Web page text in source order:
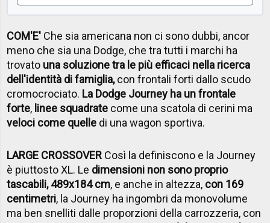
COM'E' Che sia americana non ci sono dubbi, ancor
meno che sia una Dodge, che tra tutti i marchi ha
trovato una soluzione tra le più efficaci nella ricerca
dell'identità di famiglia,con frontali forti dallo scudo
cromocrociato. La Dodge Journey ha un frontale
forte, linee squadrate come una scatola di cerini ma
veloci come quelle di una wagon sportiva.
LARGE CROSSOVER Così la definiscono e la Journey
è piuttosto XL. Le dimensioni non sono proprio
tascabili, 489x184 cm, e anche in altezza, con 169
centimetri, la Journey ha ingombri da monovolume
ma ben snelliti dalle proporzioni della carrozzeria, con